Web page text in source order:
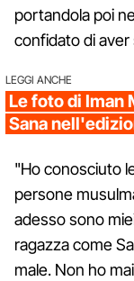
portandola poi
confidato di
LEGGI ANCHE
Le foto di Iman
Sana
"Ho conosciuto
persone
adesso sono
ragazza come
male. Non ho